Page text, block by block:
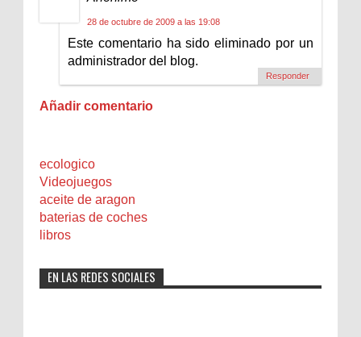
28 de octubre de 2009 a las 19:08
Este comentario ha sido eliminado por un
administrador del blog.
Responder
Añadir comentario
ecologico
Videojuegos
aceite de aragon
baterias de coches
libros
EN LAS REDES SOCIALES